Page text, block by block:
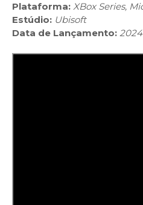
Plataforma: XBox Series,
Estúdio: Ubisoft
Data de Lançamento: 2024